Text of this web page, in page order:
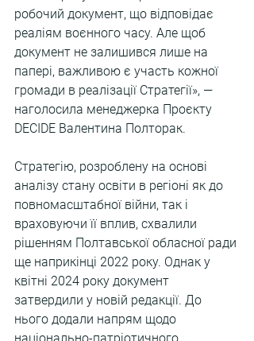
робочий документ, що відповідає
реаліям воєнного часу. Але щоб
документ не залишився лише на
папері, важливою є участь кожної
громади в реалізації Стратегії», —
наголосила менеджерка Проєкту
DECIDE Валентина Полторак.
Стратегію, розроблену на основі
аналізу стану освіти в регіоні як до
повномасштабної війни, так і
враховуючи її вплив, схвалили
рішенням Полтавської обласної ради
ще наприкінці 2022 року. Однак у
квітні 2024 року документ
затвердили у новій редакції. До
нього додали напрям щодо